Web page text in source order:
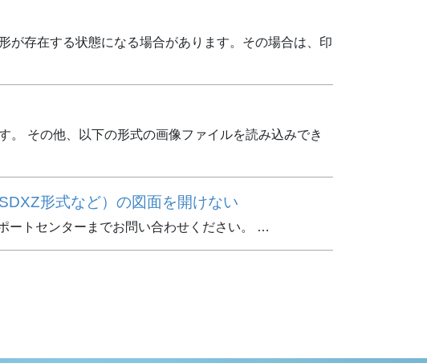
が存在する状態になる場合があります。その場合は、印
。 その他、以下の形式の画像ファイルを読み込みでき
形式など）の図面を開けない
ートセンターまでお問い合わせください。 …